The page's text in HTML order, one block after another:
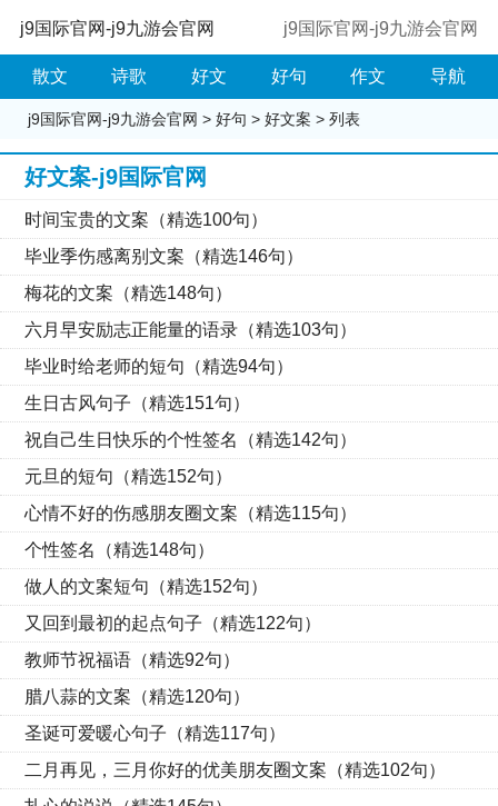
j9国际官网-j9九游会官网 j9国际官网-j9九游会官网
散文 诗歌 好文 好句 作文 导航
j9国际官网-j9九游会官网 > 好句 > 好文案 > 列表
好文案-j9国际官网
时间宝贵的文案（精选100句）
毕业季伤感离别文案（精选146句）
梅花的文案（精选148句）
六月早安励志正能量的语录（精选103句）
毕业时给老师的短句（精选94句）
生日古风句子（精选151句）
祝自己生日快乐的个性签名（精选142句）
元旦的短句（精选152句）
心情不好的伤感朋友圈文案（精选115句）
个性签名（精选148句）
做人的文案短句（精选152句）
又回到最初的起点句子（精选122句）
教师节祝福语（精选92句）
腊八蒜的文案（精选120句）
圣诞可爱暖心句子（精选117句）
二月再见，三月你好的优美朋友圈文案（精选102句）